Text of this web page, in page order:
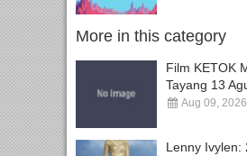
More in this category
Film KETOK
Tayang 13
Aug 09, 2026
Lenny Ivylen: